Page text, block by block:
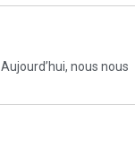
nous nous